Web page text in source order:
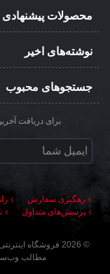
محصولات پیشنهادی
نوشته‌های اخیر
جستجوهای محبوب
برای دریافت
رهگیری سفارش
پرسش‌های متداول
©
2026 فروشگاه
مطالب